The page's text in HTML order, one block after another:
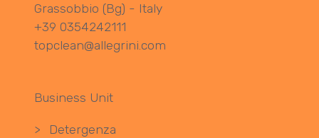
Grassobbio (Bg) - Italy
+39 0354242111
topclean@allegrini.com
Business Unit
> Detergenza